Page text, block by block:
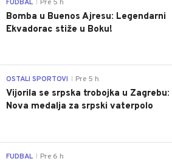
FUDBAL Pre 5 h
Bomba u Buenos Ajresu: Legendarni
Ekvadorac stiže u Boku!
OSTALI SPORTOVI Pre 5 h
Vijorila se srpska trobojka u Zagrebu:
Nova medalja za srpski vaterpolo
FUDBAL Pre 6 h